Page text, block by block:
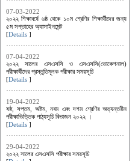
07-03-2022
২০২২ শিক্ষাবর্ষে ৬ষ্ঠ থেকে ১০ম শ্রেণির শিক্ষার্থীদের জন্য
৫ম সপ্তাহের অ্যাসাইনমেন্ট
[Details ]
07-04-2022
২০২২ সালের এসএসসি ও এসএসসি(ভোকেশনাল)
পরীক্ষার্থীদের প্রস্তুতিমূলক পরীক্ষার সময়সূচি
[Details ]
19-04-2022
ষষ্ঠ, সপ্তম, অষ্টম, নবম এবং দশম শ্রেণির অভ্যন্তরীন
পরীক্ষাভিত্তিক পাঠ্যসূচি বিভাজন ২০২২ ।
[Details ]
29-04-2022
২০২২ সালের এসএসসি পরীক্ষার সময়সূচি